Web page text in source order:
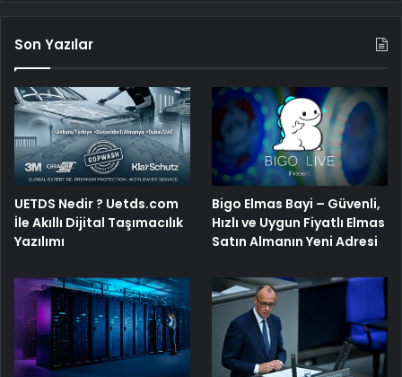
Son Yazılar
UETDS Nedir ? Uetds.com
İle Akıllı Dijital Taşımacılık
Yazılımı
Bigo Elmas Bayi – Güvenli,
Hızlı ve Uygun Fiyatlı Elmas
Satın Almanın Yeni Adresi